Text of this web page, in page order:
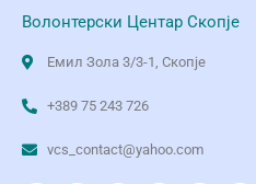
Волонтерски Центар Скопје
Емил Зола 3/3-1, Скопје
+389 75 243 726
vcs_contact@yahoo.com